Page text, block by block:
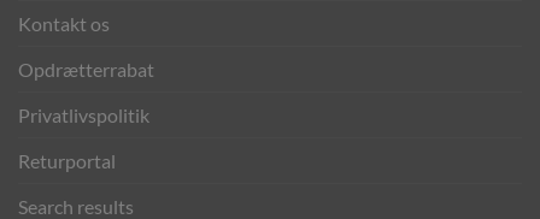
Kontakt os
Opdrætterrabat
Privatlivspolitik
Returportal
Search results